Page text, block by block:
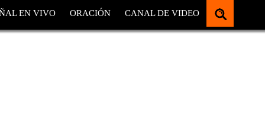
EN VIVO ORACIÓN CANAL DE VIDEO